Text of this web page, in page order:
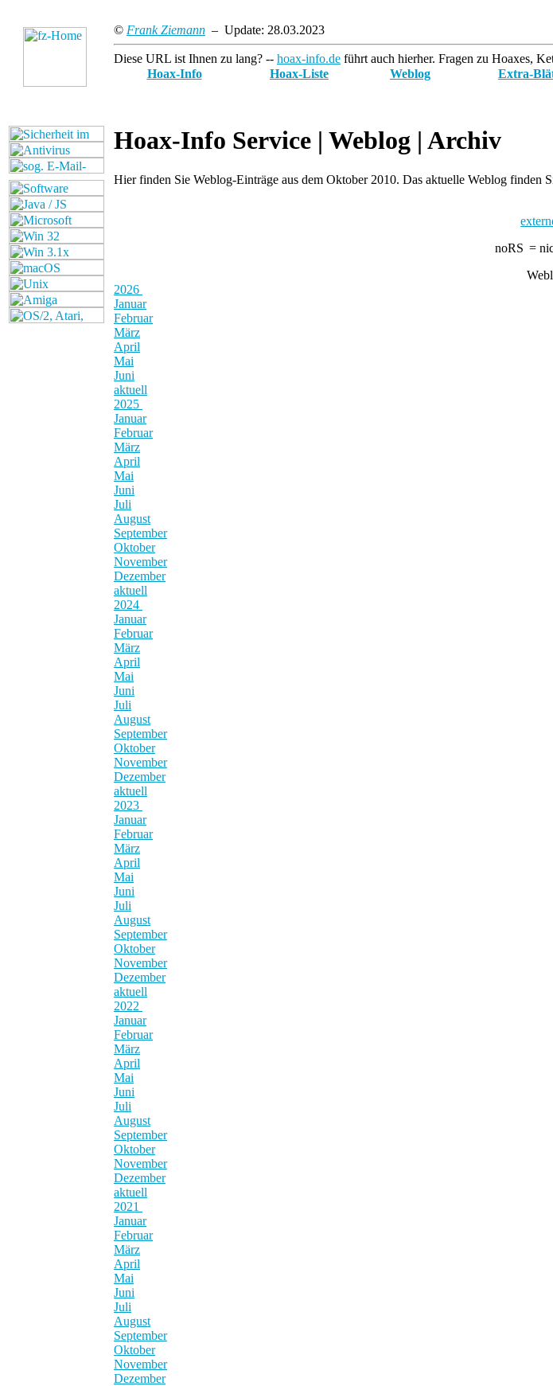
© Frank Ziemann – Update: 28.03.2023
Diese URL ist Ihnen zu lang? -- hoax-info.de führt auch hierher. Fragen zu Hoaxes,
Hoax-Info
Hoax-Liste Weblog Extra-
Hoax-Info Service | Weblog | Archiv
Hier finden Sie Weblog-Einträge aus dem Oktober 2010. Das aktuelle Weblog finden
=
2026
Januar
Februar
März
April
Mai
Juni
aktuell
2025
Januar
Februar
März
April
Mai
Juni
Juli
August
September
Oktober
November
Dezember
aktuell
2024
Januar
Februar
März
April
Mai
Juni
Juli
August
September
Oktober
November
Dezember
aktuell
2023
Januar
Februar
März
April
Mai
Juni
Juli
August
September
Oktober
November
Dezember
aktuell
2022
Januar
Februar
März
April
Mai
Juni
Juli
August
September
Oktober
November
Dezember
aktuell
2021
Januar
Februar
März
April
Mai
Juni
Juli
August
September
Oktober
November
Dezember